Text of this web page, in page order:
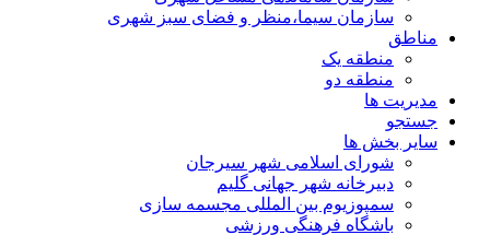
سازمان سیما،منظر و فضای سبز شهری
مناطق
منطقه یک
منطقه دو
مدیریت ها
جستجو
سایر بخش ها
شورای اسلامی شهر سیرجان
دبیرخانه شهر جهانی گلیم
سمپوزیوم بین المللی مجسمه سازی
باشگاه فرهنگی ورزشی